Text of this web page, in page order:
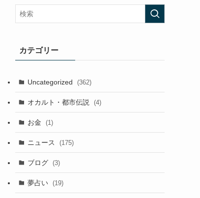
カテゴリー
Uncategorized (362)
オカルト・都市伝説 (4)
お金 (1)
ニュース (175)
ブログ (3)
夢占い (19)